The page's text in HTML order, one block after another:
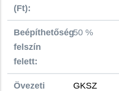
(Ft):
Beépíthetőség
felszín
felett:
50 %
Övezeti
GKSZ